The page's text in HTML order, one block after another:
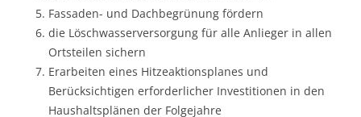
Fassaden- und Dachbegrünung fördern
die Löschwasserversorgung für alle Anlieger in allen
Ortsteilen sichern
Erarbeiten eines Hitzeaktionsplanes und
Berücksichtigen erforderlicher Investitionen in den
Haushaltsplänen der Folgejahre